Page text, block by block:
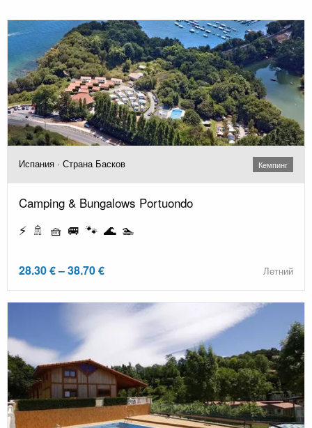
Испания · Страна Басков Кемпинг
Camping & Bungalows Portuondo
⚡ 🚿 🧺 🚐 🐾 🌊 🏊
28.30 € – 38.70 € Летний